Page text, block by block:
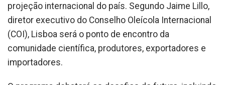
projeção internacional do país. Segundo Jaime Lillo,
diretor executivo do Conselho Oleícola Internacional
(COI), Lisboa será o ponto de encontro da
comunidade científica, produtores, exportadores e
importadores.